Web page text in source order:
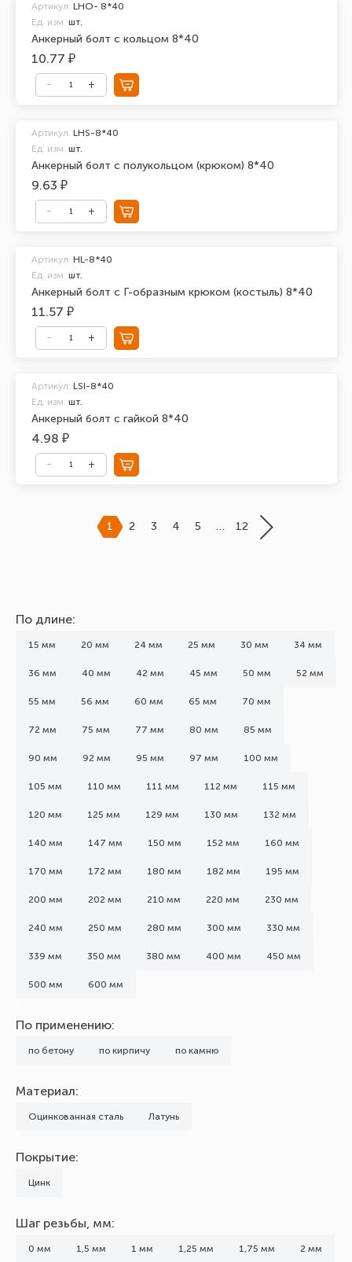
Анкерный болт с кольцом 8*40
Артикул: LHO- 8*40
Ед. изм. шт.
10.77 ₽
Анкерный болт с полукольцом (крюком) 8*40
Артикул: LHS-8*40
Ед. изм. шт.
9.63 ₽
Анкерный болт с Г-образным крюком (костыль) 8*40
Артикул: HL-8*40
Ед. изм. шт.
11.57 ₽
Анкерный болт с гайкой 8*40
Артикул: LSI-8*40
Ед. изм. шт.
4.98 ₽
1 2 3 4 5 … 12
По длине:
15 мм 20 мм 24 мм 25 мм 30 мм 34 мм
36 мм 40 мм 42 мм 45 мм 50 мм 52 мм
55 мм 56 мм 60 мм 65 мм 70 мм
72 мм 75 мм 77 мм 80 мм 85 мм
90 мм 92 мм 95 мм 97 мм 100 мм
105 мм 110 мм 111 мм 112 мм 115 мм
120 мм 125 мм 129 мм 130 мм 132 мм
140 мм 147 мм 150 мм 152 мм 160 мм
170 мм 172 мм 180 мм 182 мм 195 мм
200 мм 202 мм 210 мм 220 мм 230 мм
240 мм 250 мм 280 мм 300 мм 330 мм
339 мм 350 мм 380 мм 400 мм 450 мм
500 мм 600 мм
По применению:
по бетону по кирпичу по камню
Материал:
Оцинкованная сталь Латунь
Покрытие:
Цинк
Шаг резьбы, мм:
0 мм 1,5 мм 1 мм 1,25 мм 1,75 мм 2 мм